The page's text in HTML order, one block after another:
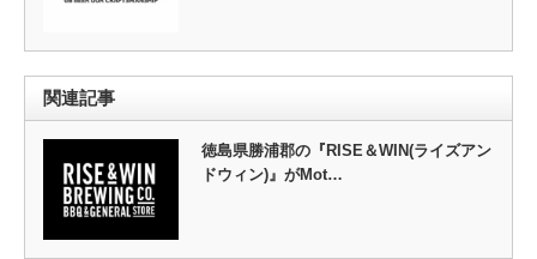
関連記事
徳島県勝浦郡の『RISE＆WIN(ライズアン
ドウィン)』がMot…